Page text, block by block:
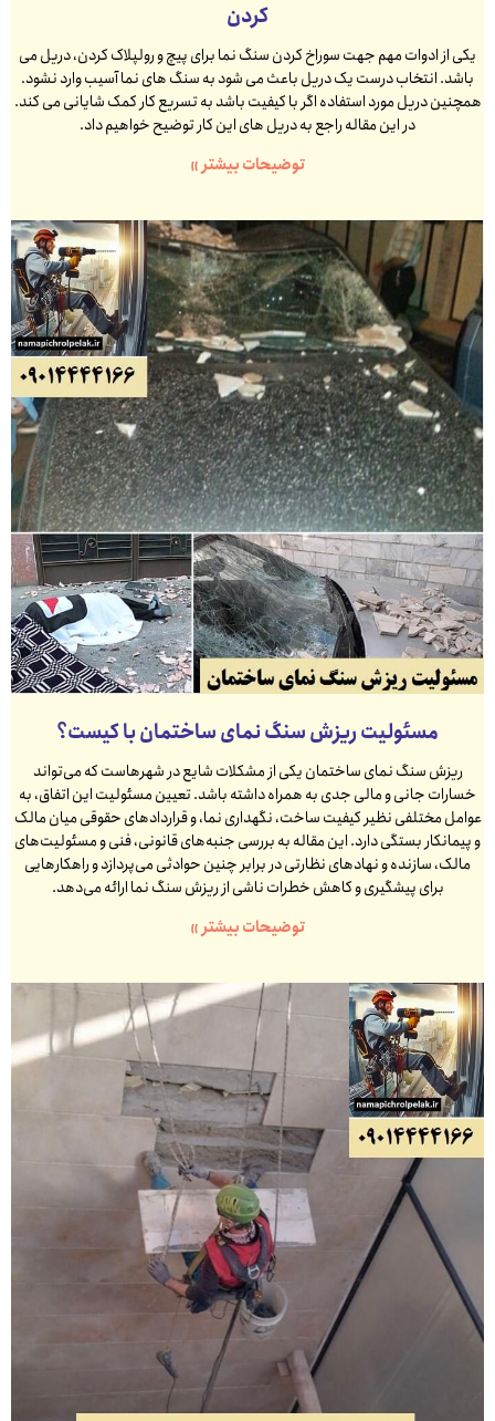
کردن
یکی از ادوات مهم جهت سوراخ کردن سنگ نما برای پیچ و رولپلاک کردن، دریل می
باشد. انتخاب درست یک دریل باعث می شود به سنگ های نما آسیب وارد نشود.
همچنین دریل مورد استفاده اگر با کیفیت باشد به تسریع کار کمک شایانی می کند.
در این مقاله راجع به دریل های این کار توضیح خواهیم داد.
توضیحات بیشتر »
مسئولیت ریزش سنگ نمای ساختمان با کیست؟
ریزش سنگ نمای ساختمان یکی از مشکلات شایع در شهرهاست که می‌تواند
خسارات جانی و مالی جدی به همراه داشته باشد. تعیین مسئولیت این اتفاق، به
عوامل مختلفی نظیر کیفیت ساخت، نگهداری نما، و قراردادهای حقوقی میان مالک
و پیمانکار بستگی دارد. این مقاله به بررسی جنبه‌های قانونی، فنی و مسئولیت‌های
مالک، سازنده و نهادهای نظارتی در برابر چنین حوادثی می‌پردازد و راهکارهایی
برای پیشگیری و کاهش خطرات ناشی از ریزش سنگ نما ارائه می‌دهد.
توضیحات بیشتر »